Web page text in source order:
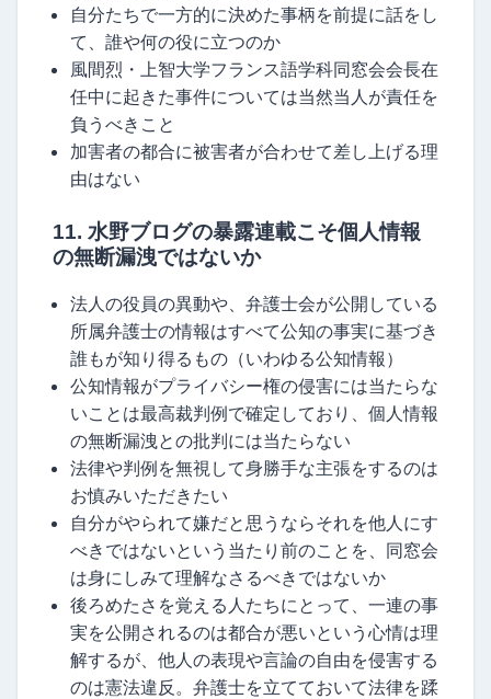
自分たちで一方的に決めた事柄を前提に話をし
て、誰や何の役に立つのか
風間烈・上智大学フランス語学科同窓会会長在
任中に起きた事件については当然当人が責任を
負うべきこと
加害者の都合に被害者が合わせて差し上げる理
由はない
11. 水野ブログの暴露連載こそ個人情報
の無断漏洩ではないか
法人の役員の異動や、弁護士会が公開している
所属弁護士の情報はすべて公知の事実に基づき
誰もが知り得るもの（いわゆる公知情報）
公知情報がプライバシー権の侵害には当たらな
いことは最高裁判例で確定しており、個人情報
の無断漏洩との批判には当たらない
法律や判例を無視して身勝手な主張をするのは
お慎みいただきたい
自分がやられて嫌だと思うならそれを他人にす
べきではないという当たり前のことを、同窓会
は身にしみて理解なさるべきではないか
後ろめたさを覚える人たちにとって、一連の事
実を公開されるのは都合が悪いという心情は理
解するが、他人の表現や言論の自由を侵害する
のは憲法違反。弁護士を立てておいて法律を蹂